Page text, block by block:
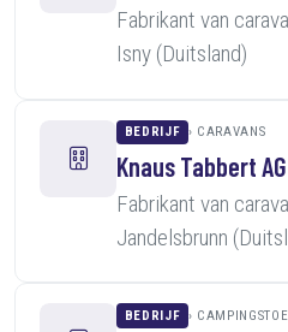
Fabrikant van
Isny (Duitsland)
BEDRIJF CARAVANS
Knaus Tabbert AG
Fabrikant van
Jandelsbrunn
BEDRIJF